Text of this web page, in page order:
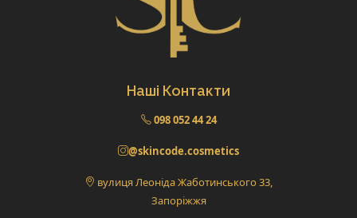
Наші Контакти
098 052 44 24
@skincode.cosmetics
вулиця Леоніда Жаботинського 33,
Запоріжжя